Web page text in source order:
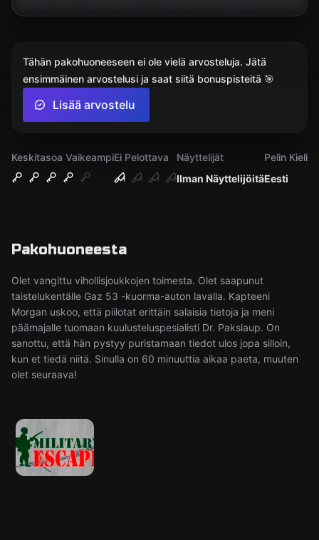
Keskitasoa VaikeampiEi Pelottava
Ilman Näyttelijöitä
Näyttelijät
Eesti
Pelin Kieli
Pakohuoneesta
Olet vangittu vihollisjoukkojen toimesta. Olet saapunut
taistelukentälle Gaz 53 -kuorma-auton lavalla. Kapteeni
Morgan uskoo, että piilotat erittäin salaisia tietoja ja meni
päämajalle tuomaan kuulusteluspesialisti Dr. Pakslaup. On
sanottu, että hän pystyy puristamaan tiedot ulos jopa silloin,
kun et tiedä niitä. Sinulla on 60 minuuttia aikaa paeta, muuten
olet seuraava!
Tähän pakohuoneeseen ei ole vielä arvosteluja. Jätä
ensimmäinen arvostelusi ja saat siitä bonuspisteitä 🎯
Lisää arvostelu